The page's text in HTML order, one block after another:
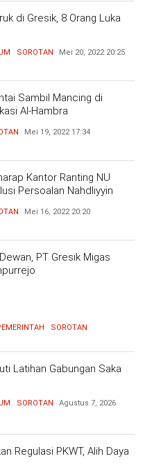
di Gresik, 8 Orang Luka
SOROTAN Mei 20, 2022 20:25
Sambil Mancing di
Al-Hambra
Mei 19, 2022 17:34
Kantor Ranting NU
Persoalan Nahdliyyin
Mei 16, 2022 20:20
PT Gresik Migas
SOROTAN
Latihan Gabungan Saka
SOROTAN Agustus 7, 2026
Regulasi PKWT, Alih Daya